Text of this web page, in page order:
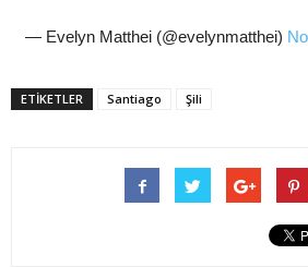
— Evelyn Matthei (@evelynmatthei)
ETIKETLER Santiago Şili